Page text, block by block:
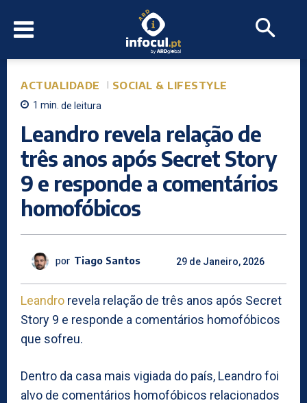
ACTUALIDADE SOCIAL & LIFESTYLE
1 min. de leitura
Leandro revela relação de
três anos após Secret Story
9 e responde a comentários
homofóbicos
por Tiago Santos 29 de Janeiro, 2026
Leandro revela relação de três anos após Secret
Story 9 e responde a comentários homofóbicos
que sofreu.
Dentro da casa mais vigiada do país, Leandro foi
alvo de comentários homofóbicos relacionados